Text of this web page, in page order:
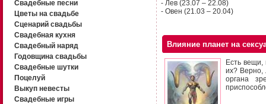
Свадебные песни
Цветы на свадьбе
Сценарий свадьбы
Свадебная кухня
Свадебный наряд
Годовщина свадьбы
Свадебные шутки
Поцелуй
Выкуп невесты
Свадебные игры
- Лев (23.07 – 22.08)
- Овен (21.03 – 20.04)
Влияние планет на
Есть вещи,
их? Верно,
органа